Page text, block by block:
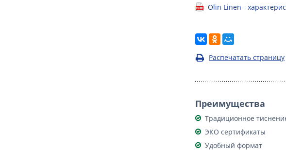
Olin Linen -
Распечатать страницу
Преимущества
Традиционное
ЭКО сертификаты
Удобный формат